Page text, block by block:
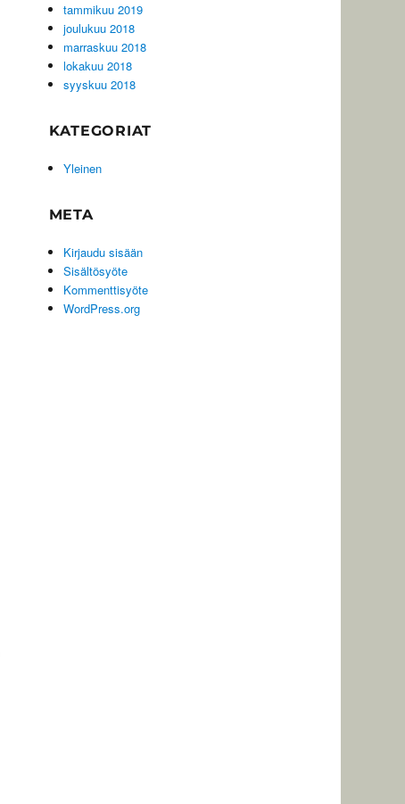
tammikuu 2019
joulukuu 2018
marraskuu 2018
lokakuu 2018
syyskuu 2018
KATEGORIAT
Yleinen
META
Kirjaudu sisään
Sisältösyöte
Kommenttisyöte
WordPress.org